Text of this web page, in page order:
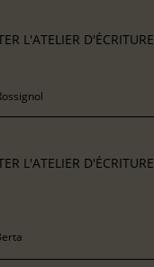
L'ATELIER D'ÉCRITURE
L'ATELIER D'ÉCRITURE